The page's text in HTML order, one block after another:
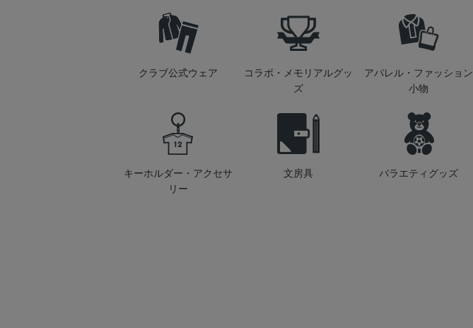
クラブ公式ウェア
コラボ・メモリアルグッ
ズ
アパレル・ファッション
小物
キーホルダー・アクセサ
リー
文房具 バラエティグッズ